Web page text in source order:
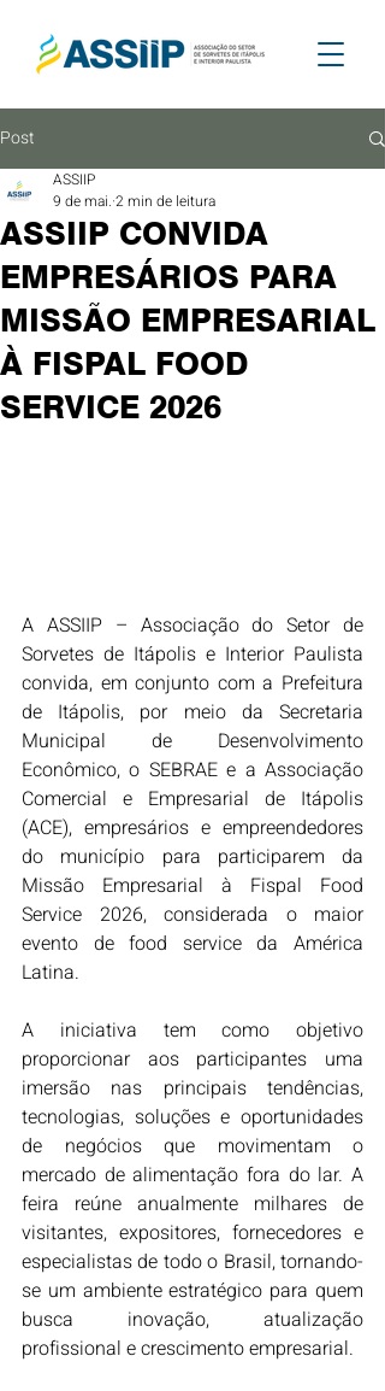
Post
ASSIIP CONVIDA
EMPRESÁRIOS PARA
MISSÃO EMPRESARIAL
À FISPAL FOOD
SERVICE 2026
ASSIIP
9 de mai. 2 min de leitura
A ASSIIP – Associação do Setor de
Sorvetes de Itápolis e Interior Paulista
convida, em conjunto com a Prefeitura
de Itápolis, por meio da Secretaria
Municipal de Desenvolvimento
Econômico, o SEBRAE e a Associação
Comercial e Empresarial de Itápolis
(ACE), empresários e empreendedores
do município para participarem da
Missão Empresarial à Fispal Food
Service 2026, considerada o maior
evento de food service da América
Latina.
A iniciativa tem como objetivo
proporcionar aos participantes uma
imersão nas principais tendências,
tecnologias, soluções e oportunidades
de negócios que movimentam o
mercado de alimentação fora do lar. A
feira reúne anualmente milhares de
visitantes, expositores, fornecedores e
especialistas de todo o Brasil, tornando-
se um ambiente estratégico para quem
busca inovação, atualização
profissional e crescimento empresarial.